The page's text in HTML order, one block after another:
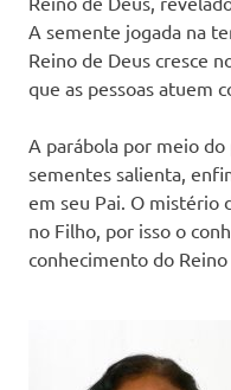
A semente jogada na
Reino de Deus cresce
que as pessoas atuem
A parábola por meio
sementes salienta,
em seu Pai. O mistério
no Filho, por isso o
conhecimento do Reino